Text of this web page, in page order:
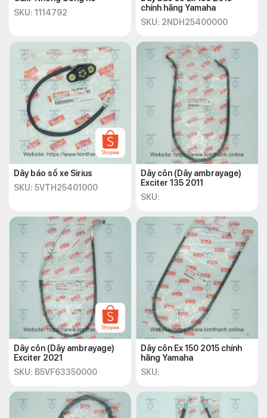
SKU: 1114792
chính hãng Yamaha
SKU: 2NDH25400000
Dây báo số xe Sirius
SKU: 5VTH25401000
Dây côn (Dây ambrayage)
Exciter 135 2011
SKU:
Dây côn (Dây ambrayage)
Exciter 2021
SKU: B5VF63350000
Dây côn Ex 150 2015 chính
hãng Yamaha
SKU: